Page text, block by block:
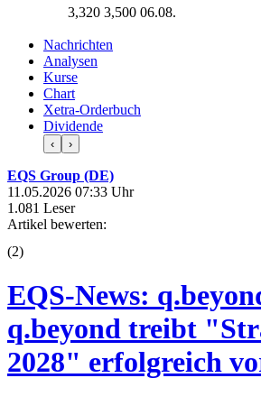
3,320 3,500 06.08.
Nachrichten
Analysen
Kurse
Chart
Xetra-Orderbuch
Dividende
‹ ›
EQS Group (DE)
11.05.2026 07:33 Uhr
1.081 Leser
Artikel bewerten:
(2)
EQS-News:
q.beyond treibt
2028" erfolgreich